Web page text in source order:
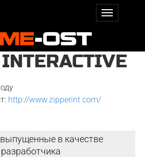
http://www.zipperint.com/
в качестве
разработчика